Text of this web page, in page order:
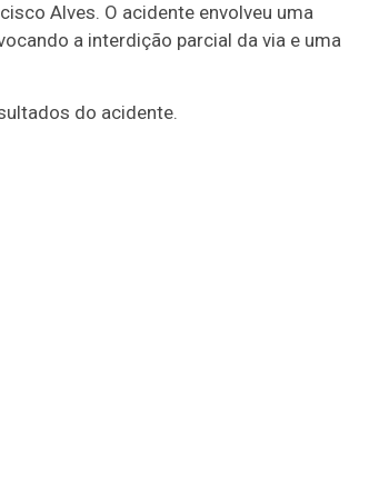
Alves. O acidente envolveu uma
a interdição parcial da via e uma
do acidente.